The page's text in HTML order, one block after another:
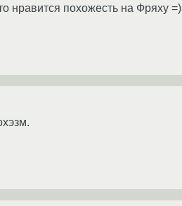
нравится похожесть на Фряху =)